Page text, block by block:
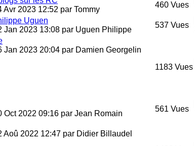
Avr 2023 12:52 par Tommy
460 Vues
Uguen
Jan 2023 13:08 par Uguen Philippe
537 Vues
Jan 2023 20:04 par Damien Georgelin
1183 Vues
Oct 2022 09:16 par Jean Romain
561 Vues
Aoû 2022 12:47 par Didier Billaudel